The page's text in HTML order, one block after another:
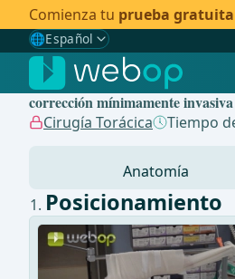
Comienza tu prueba gratuita
🌐Español
Gewählte Sprache: Español
🇩🇪 Alemán
🇬🇧Inglés
Brasileño
corrección mínimamente
Cirugía Torácica Tiempo
Anatomía
Posicionamiento